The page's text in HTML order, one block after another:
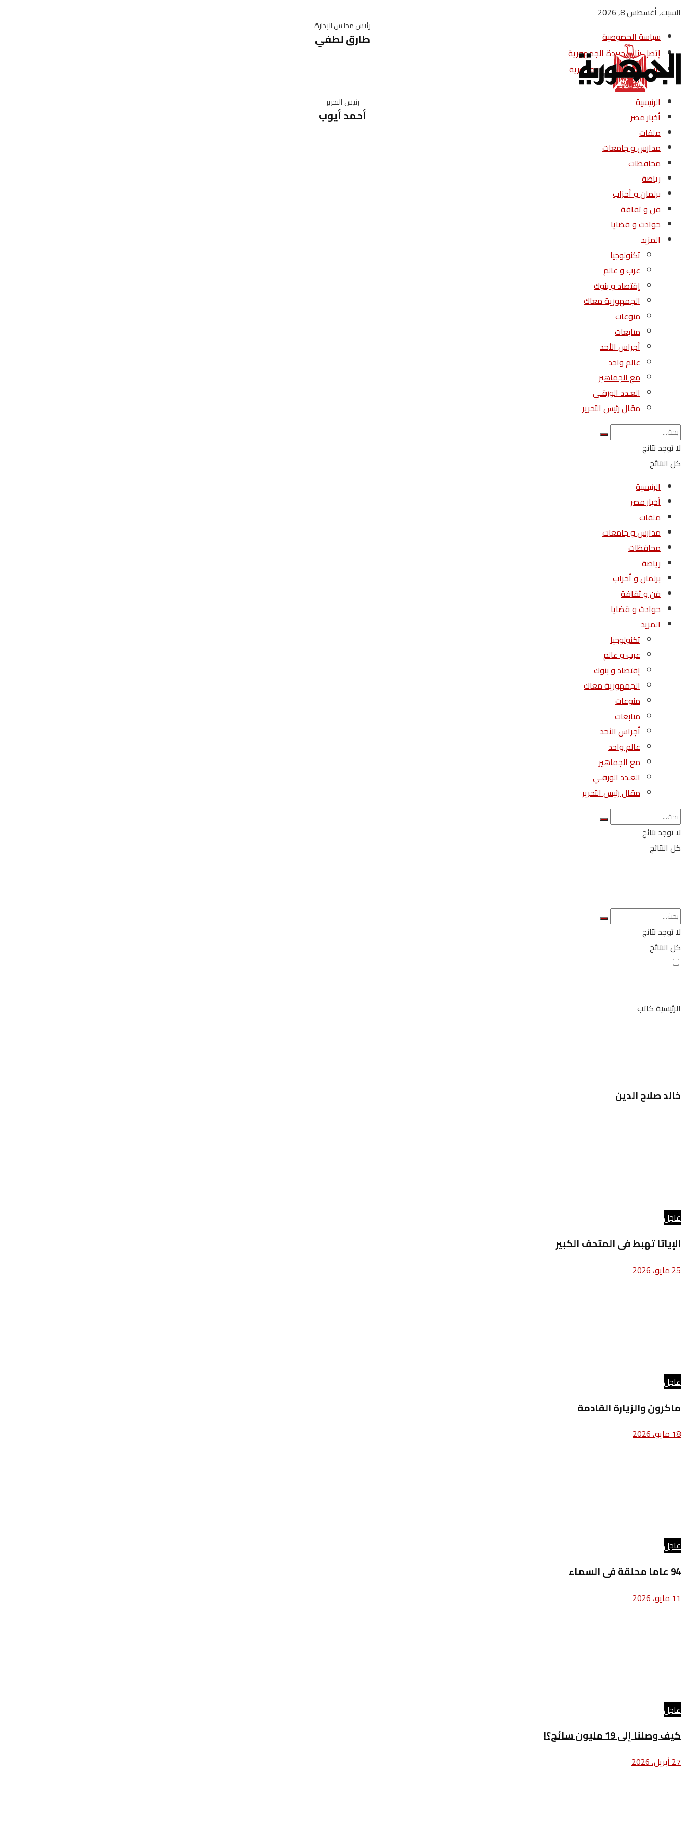
السبت, أغسطس 8, 2026
سياسة الخصوصية
إتصل بنا – جريدة الجمهورية
من نحن – جريدة الجمهورية
رئيس مجلس الإدارة
طارق لطفي
رئيس التحرير
أحمد أيوب
الرئيسية
أخبار مصر
ملفات
مدارس و جامعات
محافظات
رياضة
برلمان و أحزاب
فن و ثقافة
حوادث و قضايا
المزيد
تكنولوجيا
عرب و عالم
إقتصاد و بنوك
الجمهورية معاك
منوعات
متابعات
أجراس الأحد
عالم واحد
مع الجماهير
العـدد الورقـي
مقال رئيس التحرير
لا توجد نتائج
كل النتائج
الرئيسية
أخبار مصر
ملفات
مدارس و جامعات
محافظات
رياضة
برلمان و أحزاب
فن و ثقافة
حوادث و قضايا
المزيد
تكنولوجيا
عرب و عالم
إقتصاد و بنوك
الجمهورية معاك
منوعات
متابعات
أجراس الأحد
عالم واحد
مع الجماهير
العـدد الورقـي
مقال رئيس التحرير
لا توجد نتائج
كل النتائج
لا توجد نتائج
كل النتائج
الرئيسيةكاتب
خالد صلاح الدين
عاجل
الإياتا تهبط فى المتحف الكبير
25 مايو، 2026
عاجل
ماكرون والزيارة القادمة
18 مايو، 2026
عاجل
94 عامًا محلقة فى السماء
11 مايو، 2026
عاجل
كيف وصلنا إلى 19 مليون سائح؟!
27 أبريل، 2026